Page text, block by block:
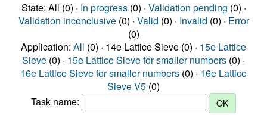
State: All (0) · In progress(0) · Validation pending (0) ·
Validation inconclusive(0) · Valid (0) · Invalid (0) · Error
(0)
Application: All (0) · 14e Lattice Sieve (0) · 15e Lattice
Sieve (0) · 15e Lattice Sieve for smaller numbers (0) ·
16e Lattice Sieve for smaller numbers (0) · 16e Lattice
Sieve V5 (0)
Task name: